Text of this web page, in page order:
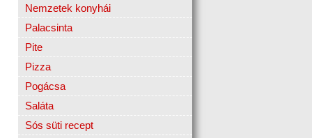
Nemzetek konyhái
Palacsinta
Pite
Pizza
Pogácsa
Saláta
Sós süti recept